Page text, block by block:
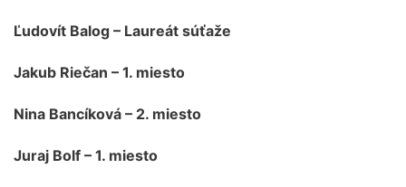
Ľudovít Balog – Laureát súťaže
Jakub Riečan – 1. miesto
Nina Bancíková – 2. miesto
Juraj Bolf – 1. miesto